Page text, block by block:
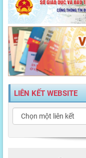
LIÊN KẾT WEBSITE